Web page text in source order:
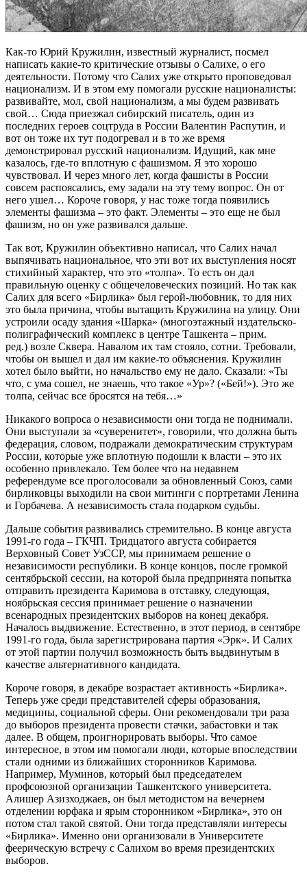
Как-то Юрий Кружилин, известный журналист, посмел
написать какие-то критические отзывы о Салихе, о его
деятельности. Потому что Салих уже открыто проповедовал
национализм. И в этом ему помогали русские националисты:
развивайте, мол, свой национализм, а мы будем развивать
свой… Сюда приезжал сибирский писатель, один из
последних героев соцтруда в России Валентин Распутин, и
вот он тоже их тут подогревал и в то же время
демонстрировал русский национализм. Идущий, как мне
казалось, где-то вплотную с фашизмом. Я это хорошо
чувствовал. И через много лет, когда фашисты в России
совсем распоясались, ему задали на эту тему вопрос. Он от
него ушел… Короче говоря, у нас тоже тогда появились
элементы фашизма – это факт. Элементы – это еще не был
фашизм, но он уже развивался дальше.
Так вот, Кружилин объективно написал, что Салих начал
выпячивать национальное, что эти вот их выступления носят
стихийный характер, что это «толпа». То есть он дал
правильную оценку с общечеловеческих позиций. Но так как
Салих для всего «Бирлика» был герой-любовник, то для них
это была причина, чтобы вытащить Кружилина на улицу. Они
устроили осаду здания «Шарка» (многоэтажный издательско-
полиграфический комплекс в центре Ташкента – прим.
ред.) возле Сквера. Навалом их там стояло, сотни. Требовали,
чтобы он вышел и дал им какие-то объяснения. Кружилин
хотел было выйти, но начальство ему не дало. Сказали: «Ты
что, с ума сошел, не знаешь, что такое «Ур»? («Бей!»). Это же
толпа, сейчас все бросятся на тебя…»
Никакого вопроса о независимости они тогда не поднимали.
Они выступали за «суверенитет», говорили, что должна быть
федерация, словом, подражали демократическим структурам
России, которые уже вплотную подошли к власти – это их
особенно привлекало. Тем более что на недавнем
референдуме все проголосовали за обновленный Союз, сами
бирликовцы выходили на свои митинги с портретами Ленина
и Горбачева. А независимость стала подарком судьбы.
Дальше события развивались стремительно. В конце августа
1991-го года – ГКЧП. Тридцатого августа собирается
Верховный Совет УзССР, мы принимаем решение о
независимости республики. В конце концов, после громкой
сентябрьской сессии, на которой была предпринята попытка
отправить президента Каримова в отставку, следующая,
ноябрьская сессия принимает решение о назначении
всенародных президентских выборов на конец декабря.
Началось выдвижение. Естественно, в этот период, в сентябре
1991-го года, была зарегистрирована партия «Эрк». И Салих
от этой партии получил возможность быть выдвинутым в
качестве альтернативного кандидата.
Короче говоря, в декабре возрастает активность «Бирлика».
Теперь уже среди представителей сферы образования,
медицины, социальной сферы. Они рекомендовали три раза
до выборов президента провести стачки, забастовки и так
далее. В общем, проигнорировать выборы. Что самое
интересное, в этом им помогали люди, которые впоследствии
стали одними из ближайших сторонников Каримова.
Например, Муминов, который был председателем
профсоюзной организации Ташкентского университета.
Алишер Азизходжаев, он был методистом на вечернем
отделении юрфака и ярым сторонником «Бирлика», это он
потом стал такой святой. Они тогда представляли интересы
«Бирлика». Именно они организовали в Университете
феерическую встречу с Салихом во время президентских
выборов.